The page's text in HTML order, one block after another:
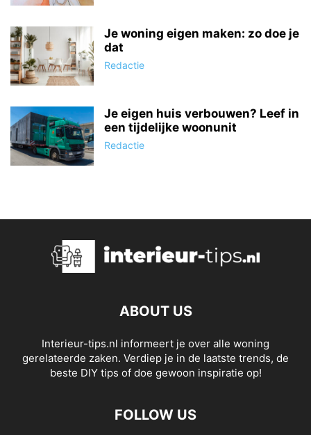
Je woning eigen maken: zo doe je
dat
Redactie
Je eigen huis verbouwen? Leef in
een tijdelijke woonunit
Redactie
ABOUT US
Interieur-tips.nl informeert je over alle woning
gerelateerde zaken. Verdiep je in de laatste trends, de
beste DIY tips of doe gewoon inspiratie op!
FOLLOW US